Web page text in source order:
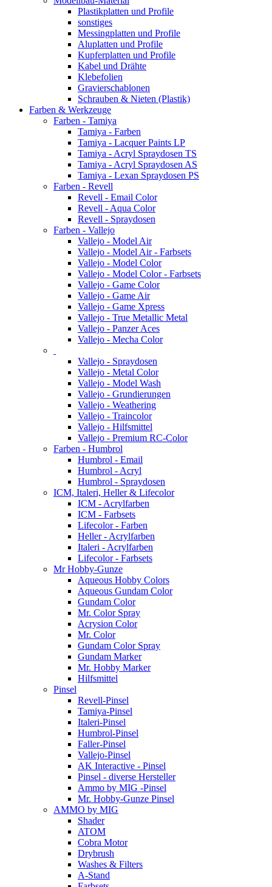
Plastikplatten und Profile
sonstiges
Messingplatten und Profile
Aluplatten und Profile
Kupferplatten und Profile
Kabel und Drähte
Klebefolien
Gravierschablonen
Schrauben & Nieten (Plastik)
Farben & Werkzeuge
Farben - Tamiya
Tamiya - Farben
Tamiya - Lacquer Paints LP
Tamiya - Acryl Spraydosen TS
Tamiya - Acryl Spraydosen AS
Tamiya - Lexan Spraydosen PS
Farben - Revell
Revell - Email Color
Revell - Aqua Color
Revell - Spraydosen
Farben - Vallejo
Vallejo - Model Air
Vallejo - Model Air - Farbsets
Vallejo - Model Color
Vallejo - Model Color - Farbsets
Vallejo - Game Color
Vallejo - Game Air
Vallejo - Game Xpress
Vallejo - True Metallic Metal
Vallejo - Panzer Aces
Vallejo - Mecha Color
Vallejo - Spraydosen
Vallejo - Metal Color
Vallejo - Model Wash
Vallejo - Grundierungen
Vallejo - Weathering
Vallejo - Traincolor
Vallejo - Hilfsmittel
Vallejo - Premium RC-Color
Farben - Humbrol
Humbrol - Email
Humbrol - Acryl
Humbrol - Spraydosen
ICM, Italeri, Heller & Lifecolor
ICM - Acrylfarben
ICM - Farbsets
Lifecolor - Farben
Heller - Acrylfarben
Italeri - Acrylfarben
Lifecolor - Farbsets
Mr Hobby-Gunze
Aqueous Hobby Colors
Aqueous Gundam Color
Gundam Color
Mr. Color Spray
Acrysion Color
Mr. Color
Gundam Color Spray
Gundam Marker
Mr. Hobby Marker
Hilfsmittel
Pinsel
Revell-Pinsel
Tamiya-Pinsel
Italeri-Pinsel
Humbrol-Pinsel
Faller-Pinsel
Vallejo-Pinsel
AK Interactive - Pinsel
Pinsel - diverse Hersteller
Ammo by MIG -Pinsel
Mr. Hobby-Gunze Pinsel
AMMO by MIG
Shader
ATOM
Cobra Motor
Drybrush
Washes & Filters
A-Stand